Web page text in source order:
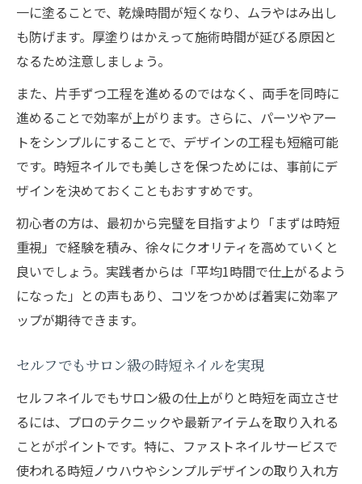
一に塗ることで、乾燥時間が短くなり、ムラやはみ出し
も防げます。厚塗りはかえって施術時間が延びる原因と
なるため注意しましょう。
また、片手ずつ工程を進めるのではなく、両手を同時に
進めることで効率が上がります。さらに、パーツやアー
トをシンプルにすることで、デザインの工程も短縮可能
です。時短ネイルでも美しさを保つためには、事前にデ
ザインを決めておくこともおすすめです。
初心者の方は、最初から完璧を目指すより「まずは時短
重視」で経験を積み、徐々にクオリティを高めていくと
良いでしょう。実践者からは「平均1時間で仕上がるよう
になった」との声もあり、コツをつかめば着実に効率ア
ップが期待できます。
セルフでもサロン級の時短ネイルを実現
セルフネイルでもサロン級の仕上がりと時短を両立させ
るには、プロのテクニックや最新アイテムを取り入れる
ことがポイントです。特に、ファストネイルサービスで
使われる時短ノウハウやシンプルデザインの取り入れ方